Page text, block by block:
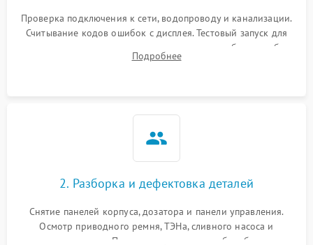
Проверка подключения к сети, водопроводу и канализации.
Считывание кодов ошибок с дисплея. Тестовый запуск для
выявления посторонних шумов, протечек или сбоев в работе
электронного модуля управления.
Подробнее
2. Разборка и дефектовка деталей
Снятие панелей корпуса, дозатора и панели управления.
Осмотр приводного ремня, ТЭНа, сливного насоса и
амортизаторов. Проверка подшипников барабана и